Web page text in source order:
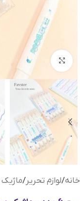
بزرگنمایی تصویر
خانه/لوازم تحریر/ماژیک